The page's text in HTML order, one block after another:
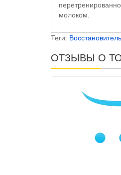
молоком.
Теги:
ОТЗЫВЫ О